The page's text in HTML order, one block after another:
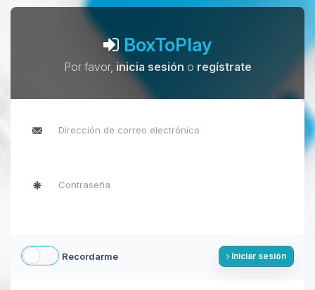
BoxToPlay
Por favor, inicia sesión o regístrate
Recordarme Iniciar sesión